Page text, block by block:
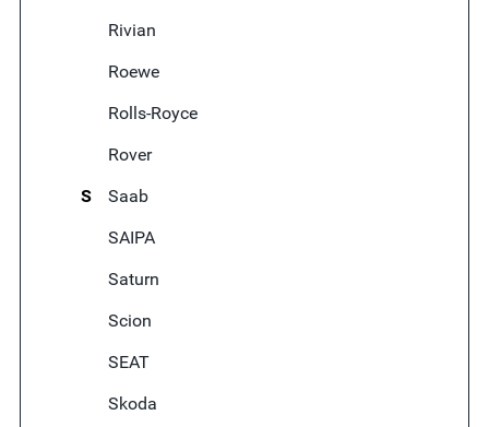
Rivian
Roewe
Rolls-Royce
Rover
S
Saab
SAIPA
Saturn
Scion
SEAT
Skoda